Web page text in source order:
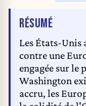
RÉSUMÉDE
Les États-Unis
contre une
engagée sur le
Washington
accru, les